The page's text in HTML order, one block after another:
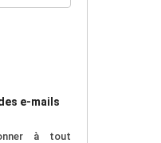
e-mails
à tout